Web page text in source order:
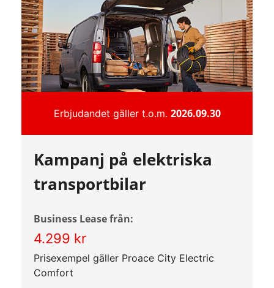
Erbjudandet gäller t.o.m. 2026.09.30
Kampanj på elektriska
transportbilar
Business Lease från:
4.299 kr
Prisexempel gäller Proace City Electric
Comfort